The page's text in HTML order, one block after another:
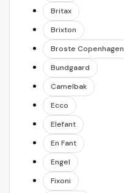
Britax
Brixton
Broste Copenhagen
Bundgaard
Camelbak
Ecco
Elefant
En Fant
Engel
Fixoni